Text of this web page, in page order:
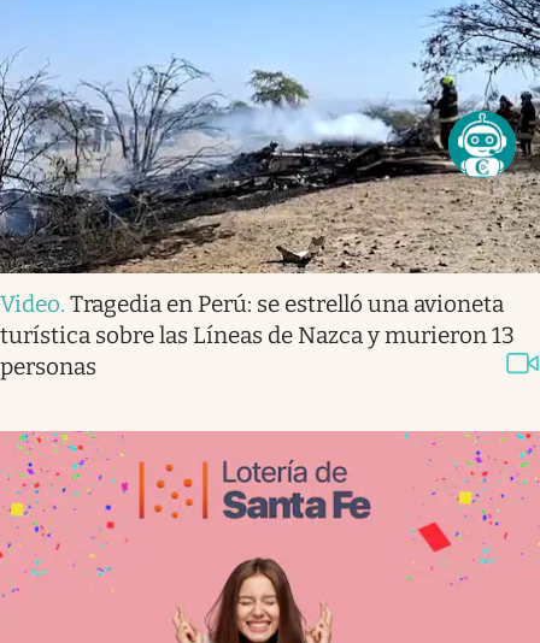
Video. Tragedia en Perú: se estrelló una avioneta
turística sobre las Líneas de Nazca y murieron 13
personas